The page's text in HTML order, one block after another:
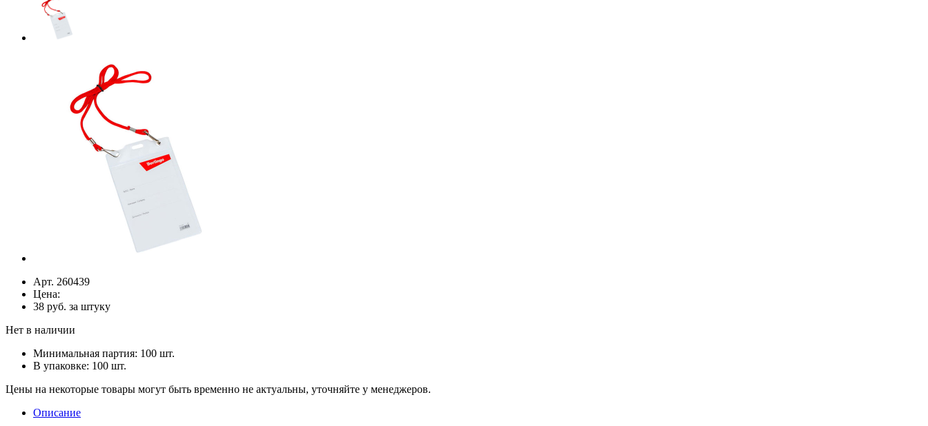
Арт. 260439
Цена:
38 руб. за штуку
Нет в наличии
Минимальная партия: 100 шт.
В упаковке: 100 шт.
Цены на некоторые товары могут быть временно не актуальны, уточняйте у менеджеров.
Описание